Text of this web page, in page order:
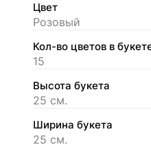
Цвет
Розовый
Кол-во цветов в
15
Высота букета
25 см.
Ширина букета
25 см.